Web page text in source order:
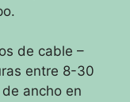
de cable –
entre 8-30
ancho en